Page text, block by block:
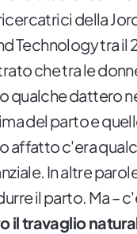
della
Technology tra
che tra le
qualche dattero
del parto e
affatto c'era
In altre
il parto. Ma –
il travaglio